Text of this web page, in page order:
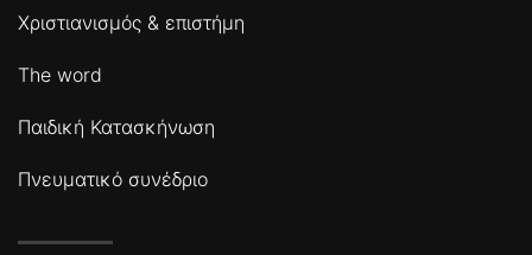
Χριστιανισμός & επιστήμη
The word
Παιδική Κατασκήνωση
Πνευματικό συνέδριο